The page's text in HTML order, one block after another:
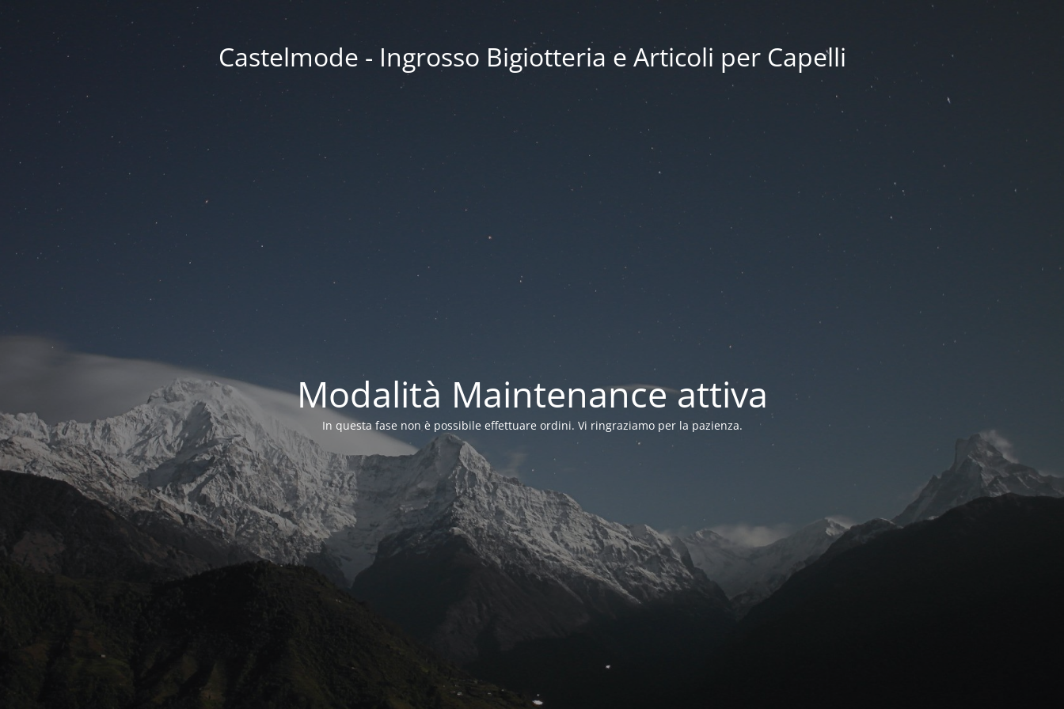
Castelmode - Ingrosso Bigiotteria e Articoli per Capelli
Modalità Maintenance attiva
In questa fase non è possibile effettuare ordini. Vi ringraziamo per la pazienza.